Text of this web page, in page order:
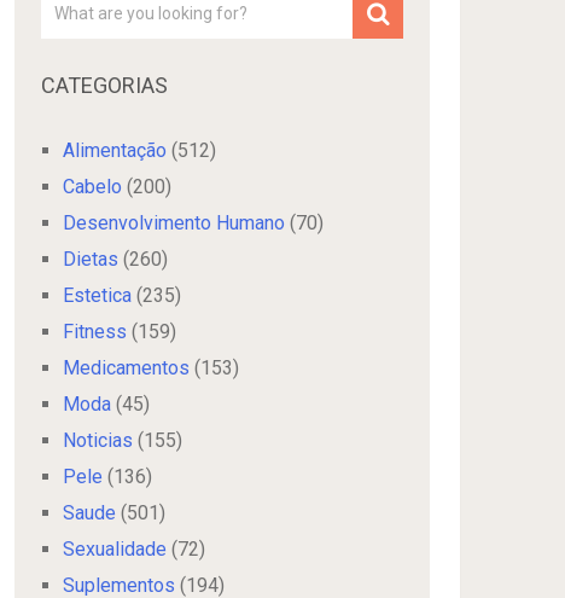
CATEGORIAS
Alimentação (512)
Cabelo (200)
Desenvolvimento Humano (70)
Dietas (260)
Estetica (235)
Fitness (159)
Medicamentos (153)
Moda (45)
Noticias (155)
Pele (136)
Saude (501)
Sexualidade (72)
Suplementos (194)